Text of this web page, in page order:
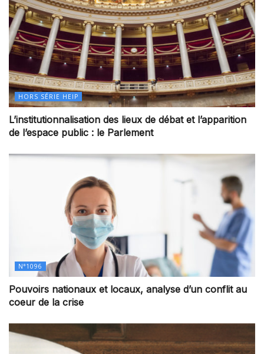
HORS SÉRIE HEIP
L’institutionnalisation des lieux de débat et l’apparition
de l’espace public : le Parlement
N°1096
Pouvoirs nationaux et locaux, analyse d’un conflit au
coeur de la crise